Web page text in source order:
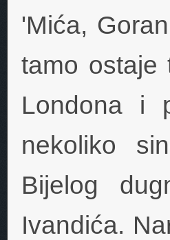
'Mića,
tamo ostaje
Londona i
nekoliko
Bijelog
Ivandića.